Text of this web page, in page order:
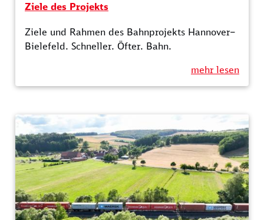
Ziele des Projekts
Ziele und Rahmen des Bahn­projekts Hannover–
Bielefeld. Schneller. Öfter. Bahn.
mehr lesen